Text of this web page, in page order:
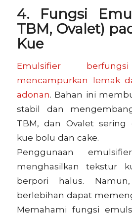
4. Fungsi
TBM, Ovalet)
Kue
Emulsifier
mencampurkan lemak
adonan. Bahan ini
stabil dan
TBM, dan Ovalet sering
kue bolu dan cake.
Penggunaan
menghasilkan tekstur
berpori halus.
berlebihan dapat
Memahami fungsi